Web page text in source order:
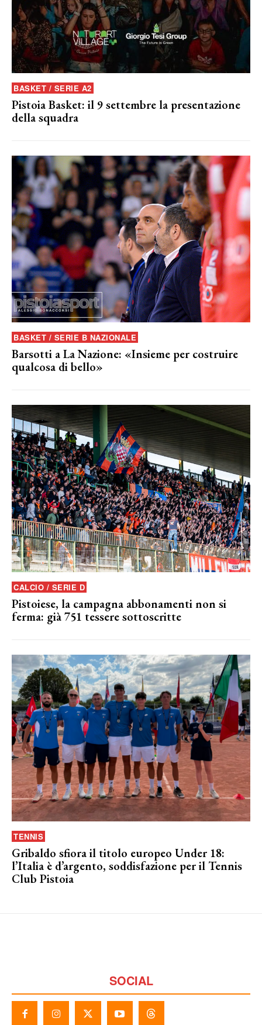
BASKET / SERIE A2
Pistoia Basket: il 9 settembre la presentazione
della squadra
BASKET / SERIE B NAZIONALE
Barsotti a La Nazione: «Insieme per costruire
qualcosa di bello»
CALCIO / SERIE D
Pistoiese, la campagna abbonamenti non si
ferma: già 751 tessere sottoscritte
TENNIS
Gribaldo sfiora il titolo europeo Under 18:
l’Italia è d’argento, soddisfazione per il Tennis
Club Pistoia
SOCIAL